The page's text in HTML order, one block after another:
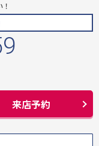
来店予約